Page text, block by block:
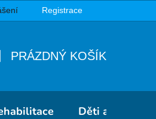
Registrace
PRÁZDNÝ KOŠÍK
Děti a školky